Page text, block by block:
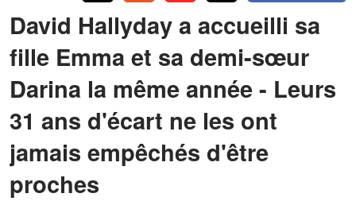
David Hallyday a accueilli sa
fille Emma et sa demi-sœur
Darina la même année - Leurs
31 ans d'écart ne les ont
jamais empêchés d'être
proches